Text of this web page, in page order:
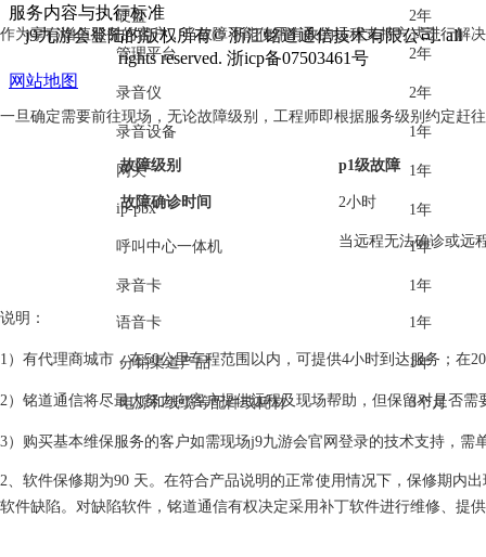
硬盘
管理平台
录音仪
录音设备
网关
ip-pbx
呼叫中心一体机
录音卡
语音卡
分销渠道产品
电源和线缆等配件或耗材
2年
2年
2年
1年
1年
1年
1年
1年
1年
1年
3个月
2、软件保修期为90 天。在符合产品说明的正常使用情况下，保修期内
软件缺陷。对缺陷软件，铭道通信有权决定采用补丁软件进行维修、提
服务内容与执行标准
作为享有增值服务的客户，当故障不能使用有效的远程支持方式进行解
一旦确定需要前往现场，无论故障级别，工程师即根据服务级别约定赶
故障级别 p1级故障
故障确诊时间 2小时
当远程无法确诊或远
说明：
1）有代理商城市，在50公里车程范围以内，可提供4小时到达服务；
2）铭道通信将尽最大努力向客户提供远程及现场帮助，但保留对是否
3）购买基本维保服务的客户如需现场j9九游会官网登录的技术支持，需
j9九游会登陆的版权所有© 浙江铭道通信技术有限公司. all
rights reserved. 浙icp备07503461号
网站地图